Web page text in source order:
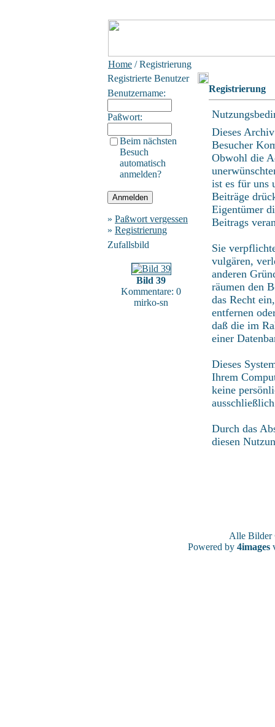
Home / Registrierung
Registrierte Benutzer
Benutzername:
Paßwort:
Beim nächsten
Besuch
automatisch
anmelden?
» Paßwort vergessen
» Registrierung
Zufallsbild
Bild 39
Kommentare: 0
mirko-sn
Registrierung
Dieses
Besucher
Obwohl die
ist es für uns
Beiträge
Eigentümer
Beitrags
Sie
vulgären,
anderen
räumen den
das Recht
entfernen
daß die im
einer
Dieses
Ihrem
keine
Durch das
diesen
Alle
Powered by 4images